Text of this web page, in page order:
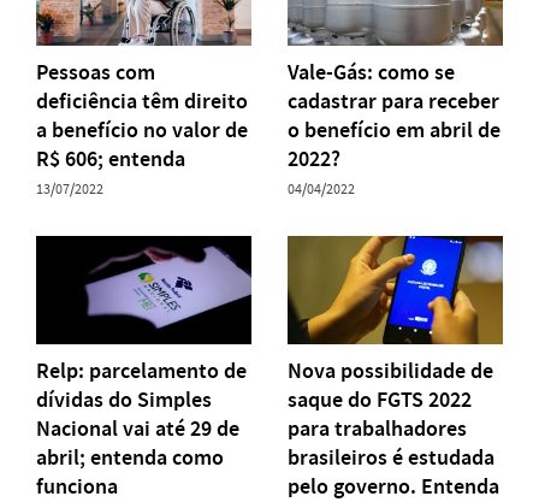
Pessoas com
deficiência têm direito
a benefício no valor de
R$ 606; entenda
13/07/2022
Vale-Gás: como se
cadastrar para receber
o benefício em abril de
2022?
04/04/2022
Relp: parcelamento de
dívidas do Simples
Nacional vai até 29 de
abril; entenda como
funciona
Nova possibilidade de
saque do FGTS 2022
para trabalhadores
brasileiros é estudada
pelo governo. Entenda